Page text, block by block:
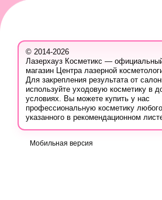
© 2014-2026
Лазерхауз Косметикс —
магазин Центра лазерной
Для закрепления результата от
используйте уходовую косметику в
условиях. Вы можете купить у нас
профессиональную косметику
указанного в рекомендационном
Лазер Хауз к косметологу,
Мобильная версия